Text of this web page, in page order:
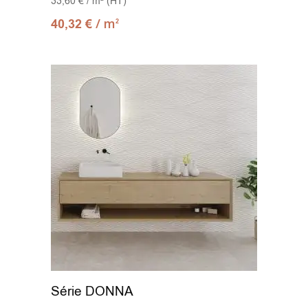
(6)
33.3X33.3
33.3x90
33.3x100(14)
33.3x100 Decor(2)
33.5x33.5(1)
33x33 (11)
33x66.5(5)
40,32€ / m2
Série DONNA